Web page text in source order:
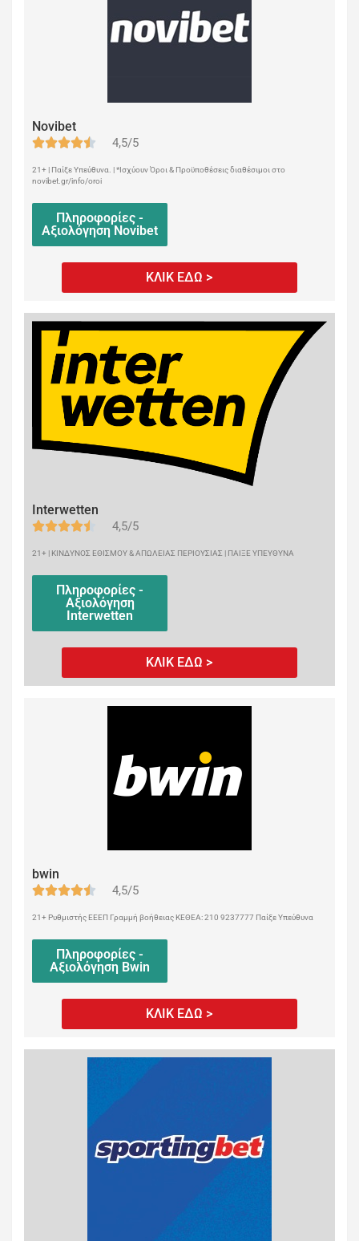
Novibet
4,5/5
21+ | Παίξε Υπεύθυνα. | *Ισχύουν Όροι & Προϋποθέσεις διαθέσιμοι στο
novibet.gr/info/oroi
Πληροφορίες -
Αξιολόγηση Novibet
ΚΛΙΚ ΕΔΩ >
Interwetten
4,5/5
21+ | ΚΙΝΔΥΝΟΣ ΕΘΙΣΜΟΥ & ΑΠΩΛΕΙΑΣ ΠΕΡΙΟΥΣΙΑΣ | ΠΑΙΞΕ ΥΠΕΥΘΥΝΑ
Πληροφορίες -
Αξιολόγηση
Interwetten
ΚΛΙΚ ΕΔΩ >
bwin
4,5/5
21+ Ρυθμιστής ΕΕΕΠ Γραμμή βοήθειας ΚΕΘΕΑ: 210 9237777 Παίξε Υπεύθυνα
Πληροφορίες -
Αξιολόγηση Bwin
ΚΛΙΚ ΕΔΩ >